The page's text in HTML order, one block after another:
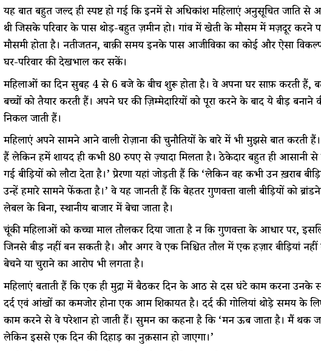
यह बात बहुत जल्द ही स्पष्ट हो गई कि इनमें से अधिकांश महिलाएं अनुसूचित जाति
थी जिसके परिवार के पास थोड़ी-बहुत ज़मीन हो। गांव में खेती के मौसम में मज़दूरी
मौसमी होता है। नतीजतन, बाक़ी समय इनके पास आजीविका का कोई और ऐसा
घर-परिवार की देखभाल कर सकें।
महिलाओं का दिन सुबह 4 से 6 बजे के बीच शुरू होता है। वे अपना घर साफ़ करती हैं,
बच्चों को तैयार करती हैं। अपने घर की ज़िम्मेदारियों को पूरा करने के बाद ये बीड़ी
निकल जाती हैं।
महिलाएं अपने सामने आने वाली रोज़ाना की चुनौतियों के बारे में भी मुझसे बात करती
हैं लेकिन हमें शायद ही कभी 80 रुपए से ज़्यादा मिलता है। ठेकेदार बहुत ही आसानी से
गई बीड़ियों को लौटा देता है।’ प्रेरणा यहां जोड़ती हैं कि ‘लेकिन वह कभी उन ख़राब
उन्हें हमारे सामने फेंकता है।’ वे यह जानती हैं कि बेहतर गुणवत्ता वाली बीड़ियों को
लेबल के बिना, स्थानीय बाजार में बेचा जाता है।
चूंकी महिलाओं को कच्चा माल तौलकर दिया जाता है न कि गुणवत्ता के आधार पर,
जिनसे बीड़ी नहीं बन सकती है। और अगर वे एक निश्चित तौल में एक हज़ार बीड़ियां नहीं
बेचने या चुराने का आरोप भी लगता है।
महिलाएं बताती हैं कि एक ही मुद्रा में बैठकर दिन के आठ से दस घंटे काम करना उनके
दर्द एवं आंखों का कमजोर होना एक आम शिकायत है। दर्द की गोलियां थोड़े समय के
काम करने से वे परेशान हो जाती हैं। सुमन का कहना है कि ‘मन ऊब जाता है। मैं थक
लेकिन इससे एक दिन की दिहाड़ी का नुक़सान हो जाएगा।’